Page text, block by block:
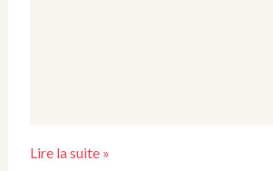
Lire la suite »